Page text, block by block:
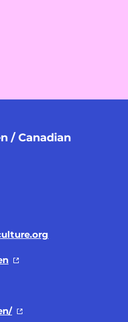
/ Canadian